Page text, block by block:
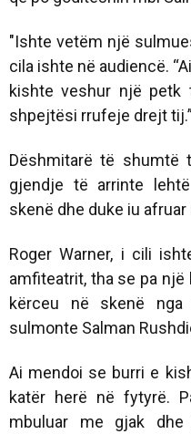
"Ishte vetëm një
cila ishte në audiencë.
kishte veshur një
shpejtësi rrufeje drejt tij.”
Dëshmitarë të shumtë
gjendje të arrinte
skenë dhe duke iu afruar
Roger Warner, i cili
amfiteatrit, tha se pa
kërceu në skenë
sulmonte Salman
Ai mendoi se burri e
katër herë në fytyrë.
mbuluar me gjak